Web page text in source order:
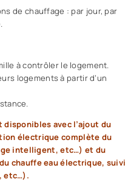
de chauffage : par jour, par
à contrôler le logement.
logements à partir d’un
avec l’ajout du
électrique complète du
intelligent, etc…) et du
chauffe eau électrique, suivi
etc…).